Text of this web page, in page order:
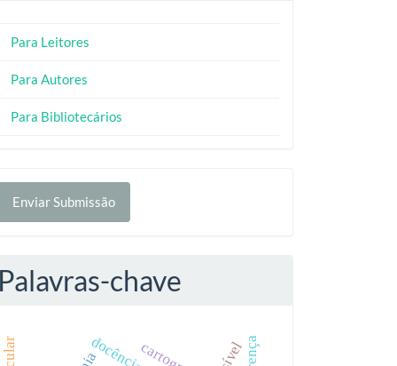
Para Leitores
Para Autores
Para Bibliotecários
Enviar Submissão
Palavras-chave
docência